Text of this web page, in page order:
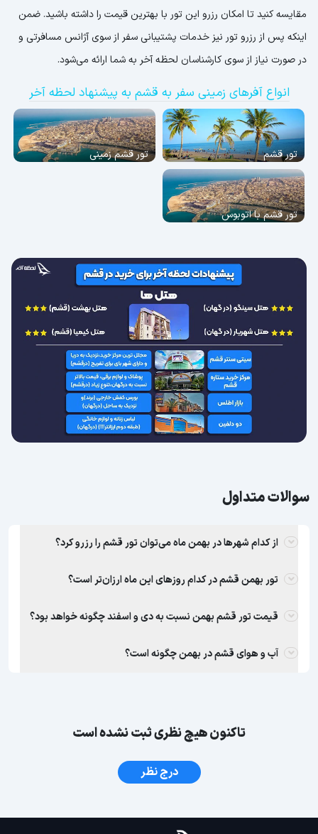
مقایسه کنید تا امکان رزرو این تور با بهترین قیمت را داشته باشید. ضمن
اینکه پس از رزرو تور نیز خدمات پشتیبانی سفر از سوی آژانس مسافرتی و
در صورت نیاز از سوی کارشناسان لحظه آخر به شما ارائه می‌شود.
انواع آفرهای زمینی سفر به قشم به پیشنهاد لحظه آخر
تور قشم تور قشم زمینی
تور قشم با اتوبوس
سوالات متداول
از کدام شهر‌ها در بهمن ماه می‌توان تور قشم را رزرو کرد؟
تور بهمن قشم در کدام روزهای این ماه ارزان‌تر است؟
قیمت تور قشم بهمن نسبت به دی و اسفند چگونه خواهد بود؟
آب و هوای قشم در بهمن چگونه است؟
تاکنون هیچ نظری ثبت نشده است
درج نظر